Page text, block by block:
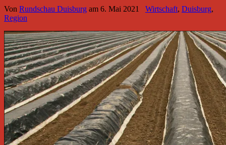
Von Rundschau Duisburg am 6. Mai 2021 Wirtschaft, Duisburg,
Region